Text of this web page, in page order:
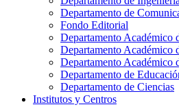
Departamento de
Fondo Editorial
Departamento Académico
Departamento Académico
Departamento Académico
Departamento de
Departamento de Ciencias
Institutos y Centros